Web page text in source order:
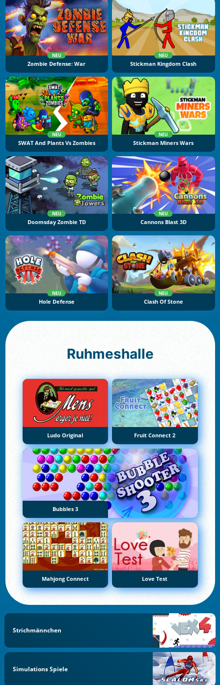
NEU
Zombie Defense: War
NEU
Stickman Kingdom Clash
NEU
SWAT And Plants Vs Zombies
NEU
Stickman Miners Wars
NEU
Doomsday Zombie TD
NEU
Cannons Blast 3D
NEU
Hole Defense
NEU
Clash Of Stone
Ruhmeshalle
Ludo Original Fruit Connect 2
Bubbles 3
Mahjong Connect Love Test
Strichmännchen
Simulations Spiele